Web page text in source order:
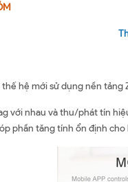
hệ mới sử dụng nền
với nhau và thu/phát tín
phần tăng tính ổn định